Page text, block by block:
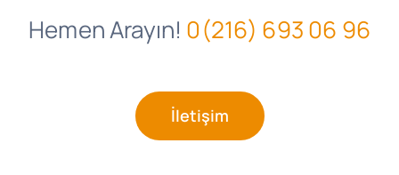
Hemen Arayın! 0(216) 693 06 96
İletişim